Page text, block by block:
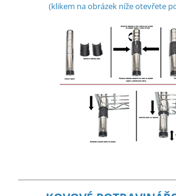
(klikem na obrázek níže otevřete